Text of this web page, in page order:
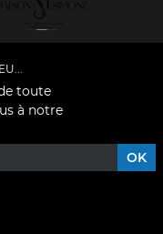
toute
à notre